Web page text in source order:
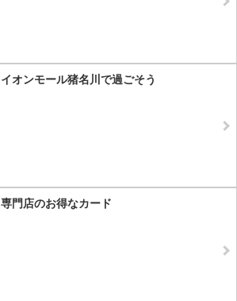
イオンモール猪名川で過ごそう
専門店のお得なカード